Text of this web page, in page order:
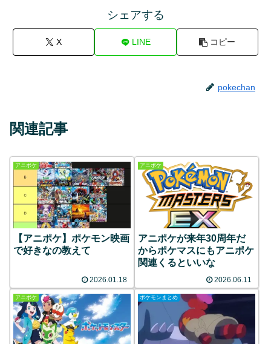
シェアする
X LINE コピー
pokechan
関連記事
アニポケ
【アニポケ】ポケモン映画
で好きなの教えて
2026.01.18
アニポケ
アニポケが来年30周年だ
からポケマスにもアニポケ
関連くるといいな
2026.06.11
アニポケ ポケモンまとめ